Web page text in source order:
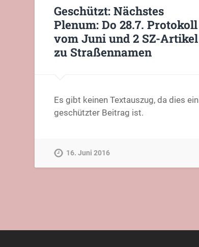
Geschützt: Nächstes
Plenum: Do 28.7. Protokoll
vom Juni und 2 SZ-Artikel
zu Straßennamen
Es gibt keinen Textauszug, da dies ein
geschützter Beitrag ist.
16. Juni 2016